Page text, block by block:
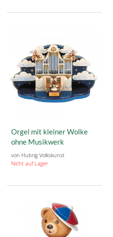
Orgel mit kleiner Wolke
ohne Musikwerk
von Hubrig Volkskunst
Nicht auf Lager